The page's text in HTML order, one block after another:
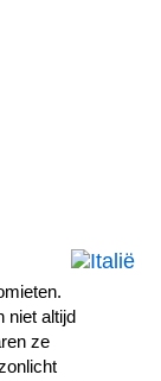
niet altijd
ze